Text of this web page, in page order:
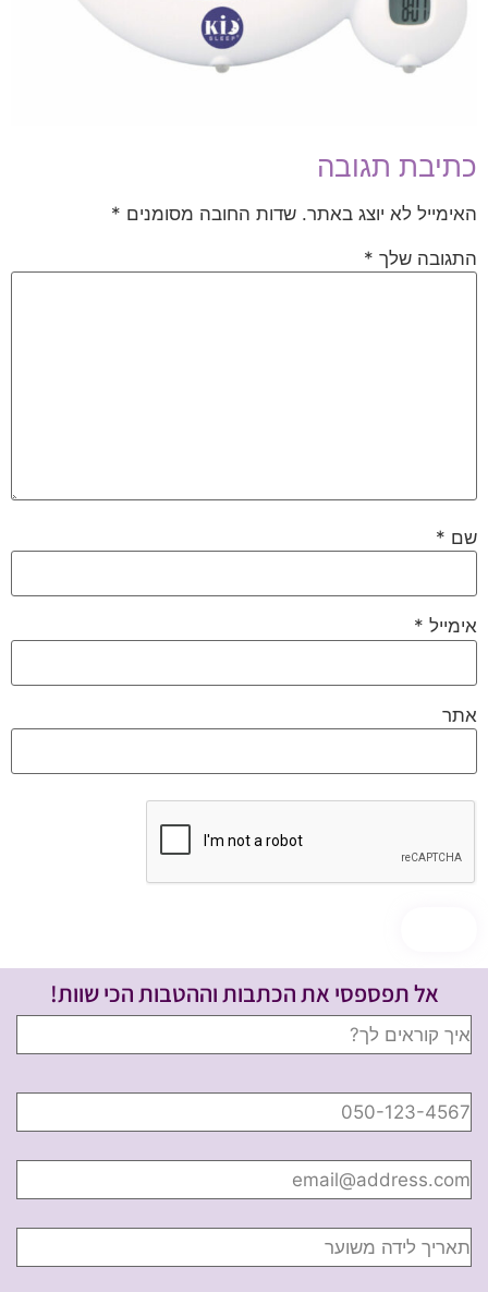
כתיבת תגובה
האימייל לא יוצג באתר. שדות החובה מסומנים *
התגובה שלך *
שם *
אימייל *
אתר
אל תפספסי את הכתבות וההטבות הכי שוות!